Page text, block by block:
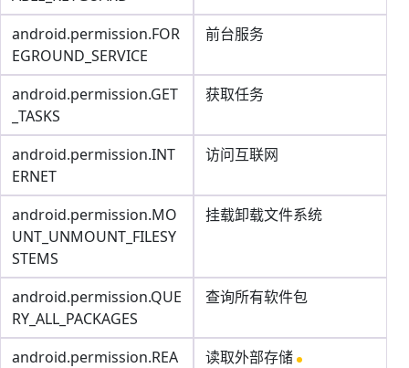
android.permission.FOR
EGROUND_SERVICE
前台服务
android.permission.GET
_TASKS
获取任务
android.permission.INT
ERNET
访问互联网
android.permission.MO
UNT_UNMOUNT_FILESY
STEMS
挂载卸载文件系统
android.permission.QUE
RY_ALL_PACKAGES
查询所有软件包
android.permission.REA
读取外部存储